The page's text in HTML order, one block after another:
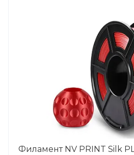
Филамент NV PRINT Silk